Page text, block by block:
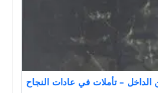
الداخل – تأملات في عادات النجاح